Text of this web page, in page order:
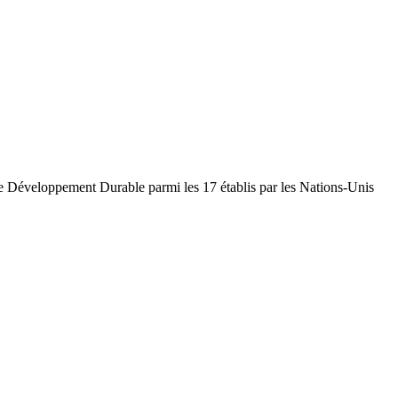
Durable parmi les 17 établis par les Nations-Unis